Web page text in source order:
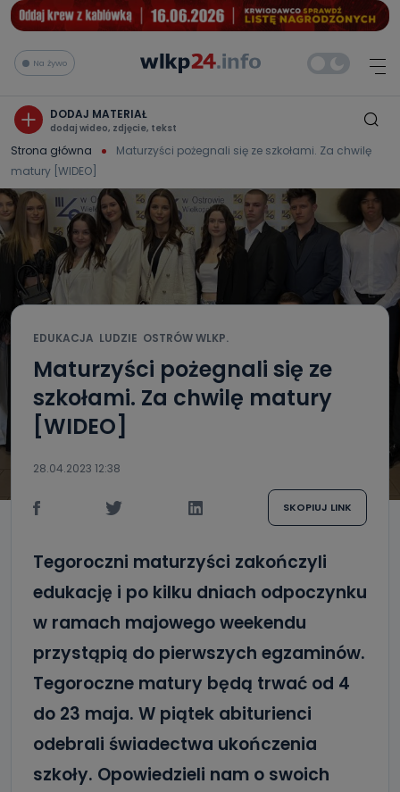
Na żywo
DODAJ MATERIAŁ
dodaj wideo, zdjęcie, tekst
Strona główna
Maturzyści pożegnali się ze szkołami. Za chwilę
matury [WIDEO]
EDUKACJA LUDZIE OSTRÓW WLKP.
Maturzyści pożegnali się ze
szkołami. Za chwilę matury
[WIDEO]
28.04.2023 12:38
SKOPIUJ LINK
Tegoroczni maturzyści zakończyli
edukację i po kilku dniach odpoczynku
w ramach majowego weekendu
przystąpią do pierwszych egzaminów.
Tegoroczne matury będą trwać od 4
do 23 maja. W piątek abiturienci
odebrali świadectwa ukończenia
szkoły. Opowiedzieli nam o swoich